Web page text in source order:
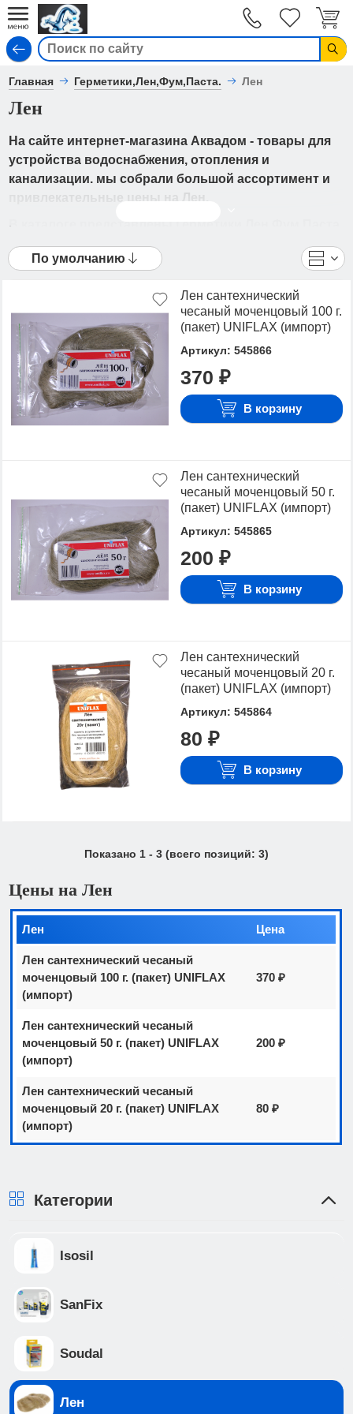
Главная Герметики,Лен,Фум,Паста. Лен
Лен
На сайте интернет-магазина Аквадом - товары для
устройства водоснабжения, отопления и
канализации. мы собрали большой ассортимент и
В каталоге представлены Герметики,Лен,Фум,Паста.
- Лен от ведущих мировых производителей. Вы
можете ознакомиться с фотографиями, описанием
характеристиками, а также сравнить
понравившиеся модели и выбрать лучшую
стоимость.
Для того чтобы купить Лен, достаточно оформить
заявку на сайте или связаться с консультантом в
режиме on-line.
По умолчанию
Лен сантехнический
чесаный моченцовый 100 г.
(пакет) UNIFLAX (импорт)
Артикул: 545866
370 ₽
В корзину
Лен сантехнический
чесаный моченцовый 50 г.
(пакет) UNIFLAX (импорт)
Артикул: 545865
200 ₽
В корзину
Лен сантехнический
чесаный моченцовый 20 г.
(пакет) UNIFLAX (импорт)
Артикул: 545864
80 ₽
В корзину
Показано 1 - 3 (всего позиций: 3)
Цены на Лен
Лен Цена
Лен сантехнический чесаный
моченцовый 100 г. (пакет) UNIFLAX
(импорт)
370 ₽
Лен сантехнический чесаный
моченцовый 50 г. (пакет) UNIFLAX
(импорт)
200 ₽
Лен сантехнический чесаный
моченцовый 20 г. (пакет) UNIFLAX
(импорт)
80 ₽
Категории
Isosil
SanFix
Soudal
Лен